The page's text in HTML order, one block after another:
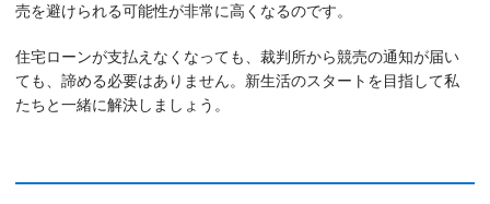
売を避けられる可能性が非常に高くなるのです。
住宅ローンが支払えなくなっても、裁判所から競売の通知が届い
ても、諦める必要はありません。新生活のスタートを目指して私
たちと一緒に解決しましょう。